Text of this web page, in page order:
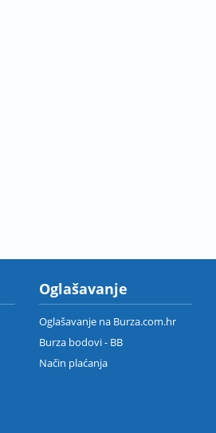
Oglašavanje
Oglašavanje na Burza.com.hr
Burza bodovi - BB
Način plaćanja